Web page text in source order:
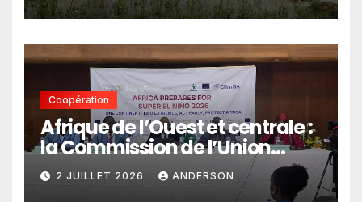
Coopération
Afrique de l’Ouest et centrale :
la Commission de l’Union
africaine veut renforcer
l’intégration des services
2 JUILLET 2026 ANDERSON